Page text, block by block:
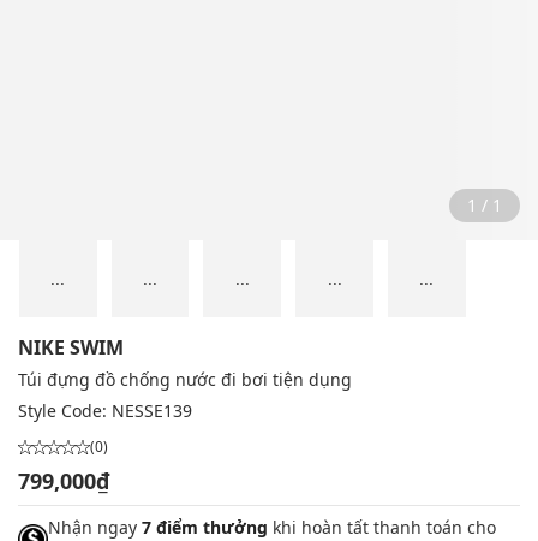
1 / 1
... ... ... ... ...
NIKE SWIM
Túi đựng đồ chống nước đi bơi tiện dụng
Style Code: NESSE139
(0)
799,000₫
Nhận ngay 7 điểm thưởng khi hoàn tất thanh toán cho